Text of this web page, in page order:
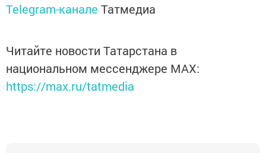
Telegram-канале Татмедиа
Читайте новости Татарстана в
национальном мессенджере MАХ:
https://max.ru/tatmedia